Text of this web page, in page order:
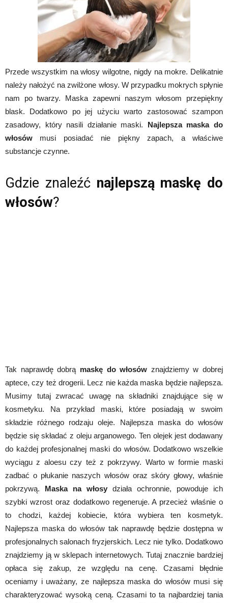
Przede wszystkim na włosy wilgotne, nigdy na mokre. Delikatnie
należy nałożyć na zwilżone włosy. W przypadku mokrych spłynie
nam po twarzy. Maska zapewni naszym włosom przepiękny
blask. Dodatkowo po jej użyciu warto zastosować szampon
zasadowy, który nasili działanie maski. Najlepsza maska do
włosów musi posiadać nie piękny zapach, a właściwe
substancje czynne.
Gdzie znaleźć najlepszą maskę do
włosów?
Tak naprawdę dobrą maskę do włosów znajdziemy w dobrej
aptece, czy też drogerii. Lecz nie każda maska będzie najlepsza.
Musimy tutaj zwracać uwagę na składniki znajdujące się w
kosmetyku. Na przykład maski, które posiadają w swoim
składzie różnego rodzaju oleje. Najlepsza maska do włosów
będzie się składać z oleju arganowego. Ten olejek jest dodawany
do każdej profesjonalnej maski do włosów. Dodatkowo wszelkie
wyciągu z aloesu czy też z pokrzywy. Warto w formie maski
zadbać o płukanie naszych włosów oraz skóry głowy, właśnie
pokrzywą. Maska na włosy działa ochronnie, powoduje ich
szybki wzrost oraz dodatkowo regeneruje. A przecież właśnie o
to chodzi, każdej kobiecie, która wybiera ten kosmetyk.
Najlepsza maska do włosów tak naprawdę będzie dostępna w
profesjonalnych salonach fryzjerskich. Lecz nie tylko. Dodatkowo
znajdziemy ją w sklepach internetowych. Tutaj znacznie bardziej
opłaca się zakup, ze względu na cenę. Czasami błędnie
oceniamy i uważany, ze najlepsza maska do włosów musi się
charakteryzować wysoką ceną. Czasami to ta najbardziej tania